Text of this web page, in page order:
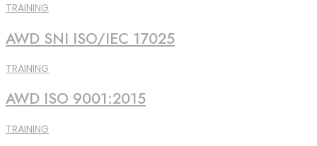
TRAINING
AWD SNI ISO/IEC 17025
TRAINING
AWD ISO 9001:2015
TRAINING